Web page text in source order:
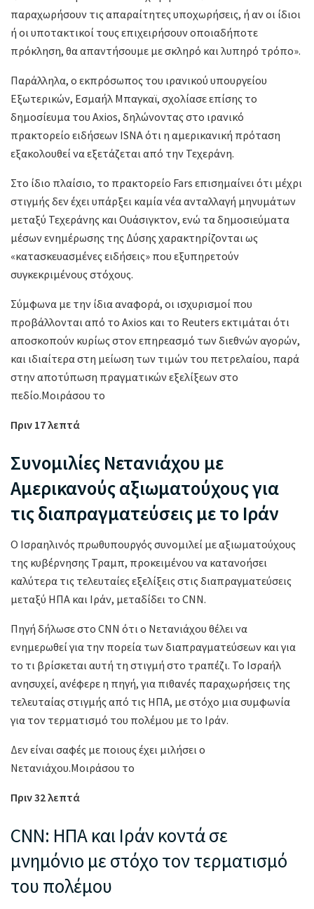
παραχωρήσουν τις απαραίτητες υποχωρήσεις, ή αν οι ίδιοι
ή οι υποτακτικοί τους επιχειρήσουν οποιαδήποτε
πρόκληση, θα απαντήσουμε με σκληρό και λυπηρό τρόπο».
Παράλληλα, ο εκπρόσωπος του ιρανικού υπουργείου
Εξωτερικών, Εσμαήλ Μπαγκαϊ, σχολίασε επίσης το
δημοσίευμα του Axios, δηλώνοντας στο ιρανικό
πρακτορείο ειδήσεων ISNA ότι η αμερικανική πρόταση
εξακολουθεί να εξετάζεται από την Τεχεράνη.
Στο ίδιο πλαίσιο, το πρακτορείο Fars επισημαίνει ότι μέχρι
στιγμής δεν έχει υπάρξει καμία νέα ανταλλαγή μηνυμάτων
μεταξύ Τεχεράνης και Ουάσιγκτον, ενώ τα δημοσιεύματα
μέσων ενημέρωσης της Δύσης χαρακτηρίζονται ως
«κατασκευασμένες ειδήσεις» που εξυπηρετούν
συγκεκριμένους στόχους.
Σύμφωνα με την ίδια αναφορά, οι ισχυρισμοί που
προβάλλονται από το Axios και το Reuters εκτιμάται ότι
αποσκοπούν κυρίως στον επηρεασμό των διεθνών αγορών,
και ιδιαίτερα στη μείωση των τιμών του πετρελαίου, παρά
στην αποτύπωση πραγματικών εξελίξεων στο
πεδίο.Μοιράσου το
Πριν 17 λεπτά
Συνομιλίες Νετανιάχου με
Αμερικανούς αξιωματούχους για
τις διαπραγματεύσεις με το Ιράν
Ο Ισραηλινός πρωθυπουργός συνομιλεί με αξιωματούχους
της κυβέρνησης Τραμπ, προκειμένου να κατανοήσει
καλύτερα τις τελευταίες εξελίξεις στις διαπραγματεύσεις
μεταξύ ΗΠΑ και Ιράν, μεταδίδει το CNN.
Πηγή δήλωσε στο CNN ότι ο Νετανιάχου θέλει να
ενημερωθεί για την πορεία των διαπραγματεύσεων και για
το τι βρίσκεται αυτή τη στιγμή στο τραπέζι. Το Ισραήλ
ανησυχεί, ανέφερε η πηγή, για πιθανές παραχωρήσεις της
τελευταίας στιγμής από τις ΗΠΑ, με στόχο μια συμφωνία
για τον τερματισμό του πολέμου με το Ιράν.
Δεν είναι σαφές με ποιους έχει μιλήσει ο
Νετανιάχου.Μοιράσου το
Πριν 32 λεπτά
CNN: ΗΠΑ και Ιράν κοντά σε
μνημόνιο με στόχο τον τερματισμό
του πολέμου